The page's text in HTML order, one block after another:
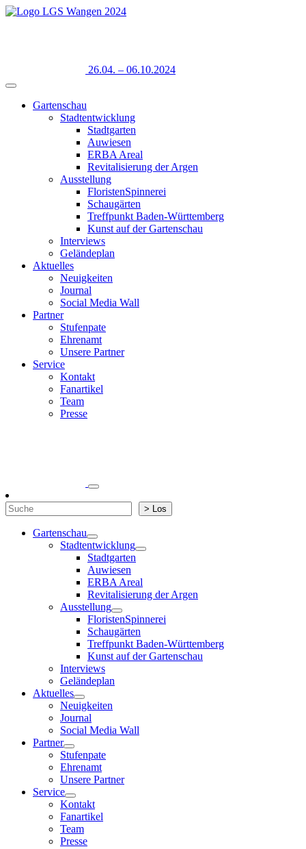
26.04. – 06.10.2024
Gartenschau
Stadtentwicklung
Stadtgarten
Auwiesen
ERBA Areal
Revitalisierung der Argen
Ausstellung
FloristenSpinnerei
Schaugärten
Treffpunkt Baden-Württemberg
Kunst auf der Gartenschau
Interviews
Geländeplan
Aktuelles
Neuigkeiten
Journal
Social Media Wall
Partner
Stufenpate
Ehrenamt
Unsere Partner
Service
Kontakt
Fanartikel
Team
Presse
Suchen > Los
Gartenschau
Stadtentwicklung
Stadtgarten
Auwiesen
ERBA Areal
Revitalisierung der Argen
Ausstellung
FloristenSpinnerei
Schaugärten
Treffpunkt Baden-Württemberg
Kunst auf der Gartenschau
Interviews
Geländeplan
Aktuelles
Neuigkeiten
Journal
Social Media Wall
Partner
Stufenpate
Ehrenamt
Unsere Partner
Service
Kontakt
Fanartikel
Team
Presse